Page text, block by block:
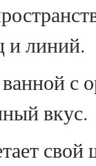
и линий.
с
вкус.
свой